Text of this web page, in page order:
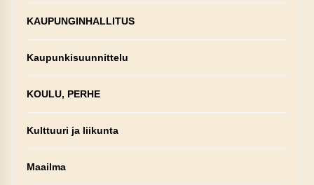
KAUPUNGINHALLITUS
Kaupunkisuunnittelu
KOULU, PERHE
Kulttuuri ja liikunta
Maailma